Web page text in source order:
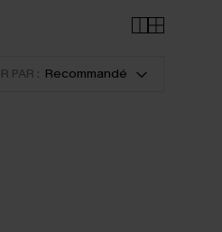
PAR : Recommandé